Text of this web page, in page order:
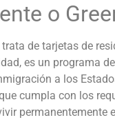
o
de tarjetas de
es un programa
a los
cumpla con los
permanentemente